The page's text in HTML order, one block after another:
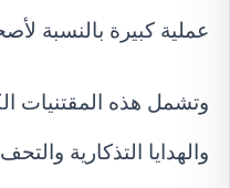
عملية كبيرة بالنسبة
وتشمل هذه المقتنيات
والهدايا التذكارية